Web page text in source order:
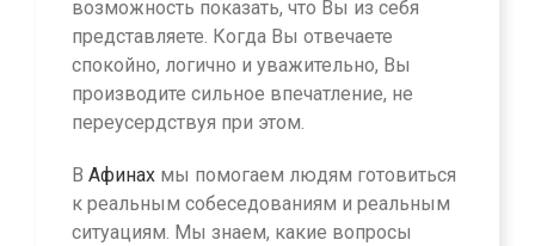
возможность показать, что Вы из себя
представляете. Когда Вы отвечаете
спокойно, логично и уважительно, Вы
производите сильное впечатление, не
переусердствуя при этом.
В Афинах мы помогаем людям готовиться
к реальным собеседованиям и реальным
ситуациям. Мы знаем, какие вопросы